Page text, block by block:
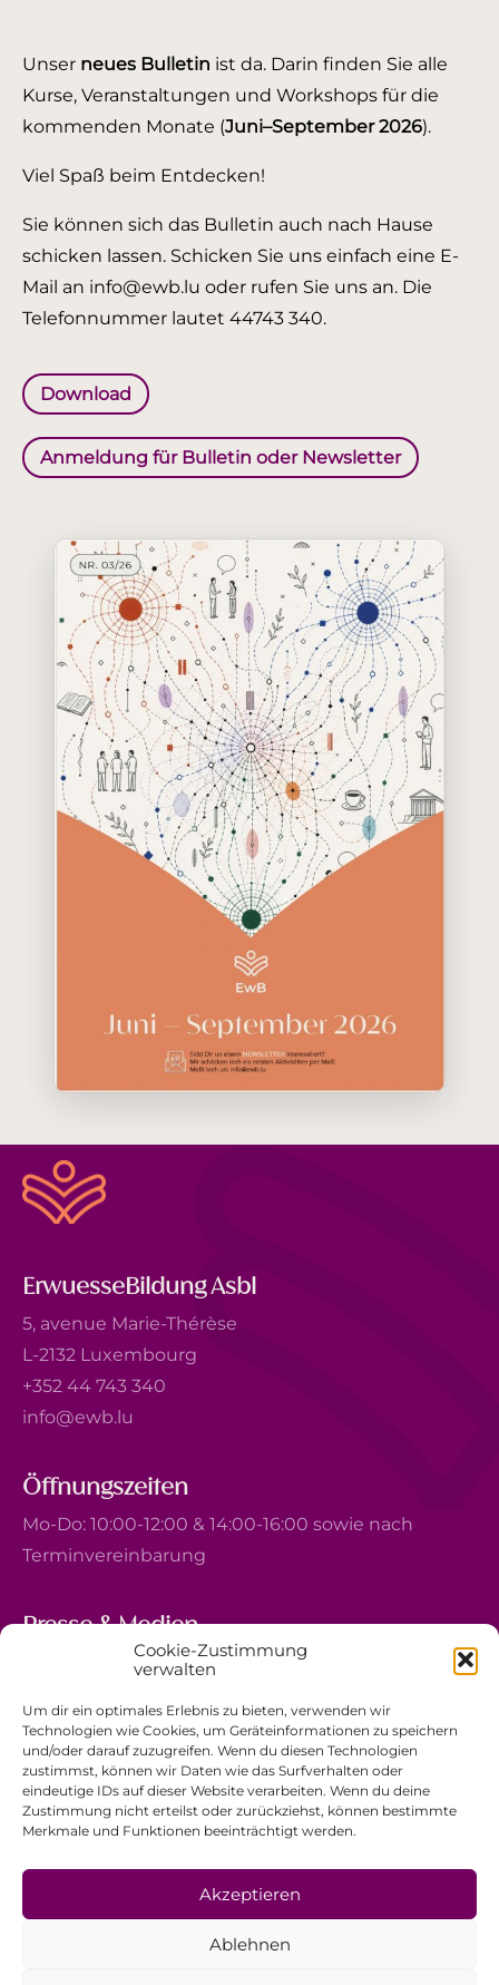
Cookie-Zustimmung
verwalten
Um dir ein optimales Erlebnis zu bieten, verwenden wir
Technologien wie Cookies, um Geräteinformationen zu speichern
und/oder darauf zuzugreifen. Wenn du diesen Technologien
zustimmst, können wir Daten wie das Surfverhalten oder
eindeutige IDs auf dieser Website verarbeiten. Wenn du deine
Zustimmung nicht erteilst oder zurückziehst, können bestimmte
Merkmale und Funktionen beeinträchtigt werden.
Akzeptieren
Ablehnen
Unser neues Bulletin ist da. Darin finden Sie alle
Kurse, Veranstaltungen und Workshops für die
kommenden Monate (Juni–September 2026).
Viel Spaß beim Entdecken!
Sie können sich das Bulletin auch nach Hause
schicken lassen. Schicken Sie uns einfach eine E-
Mail an info@ewb.lu oder rufen Sie uns an. Die
Telefonnummer lautet 44743 340.
Download
Anmeldung für Bulletin oder Newsletter
ErwuesseBildung Asbl
5, avenue Marie-Thérèse
L-2132 Luxembourg
+352 44 743 340
info@ewb.lu
Öffnungszeiten
Mo-Do: 10:00-12:00 & 14:00-16:00 sowie nach
Terminvereinbarung
Presse & Medien
5, avenue Marie-Thérèse
+352 44 743 340
comm@ewb.lu
Spenden
Datenschutzerklärung
Impressum
Allgemeine Geschäftsbedingungen